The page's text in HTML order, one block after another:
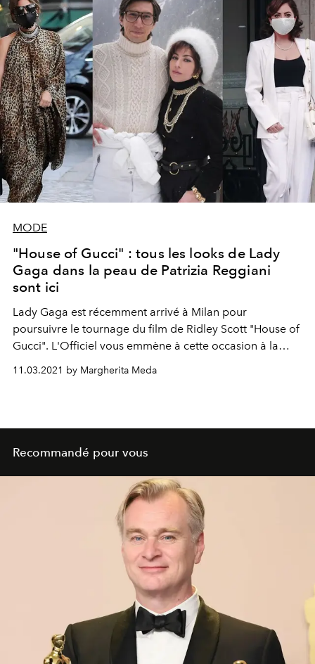
MODE
"House of Gucci" : tous les looks de Lady
Gaga dans la peau de Patrizia Reggiani
sont ici
Lady Gaga est récemment arrivé à Milan pour
poursuivre le tournage du film de Ridley Scott "House of
Gucci". L'Officiel vous emmène à cette occasion à la
découverte de la garde-robe exceptionnelle de l'actrice
dans le film, qui incarne Patrizia Reggiani, l'ex-femme de
11.03.2021 by Margherita Meda
Recommandé pour vous